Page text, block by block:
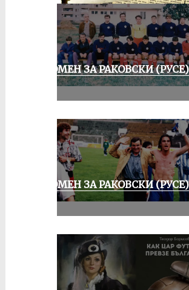
СПОМЕН ЗА РАКОВСКИ (РУСЕ)
СПОМЕН ЗА РАКОВСКИ (РУСЕ)